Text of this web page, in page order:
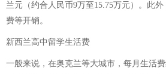
兰元（约合人民币9万至15.75万元）。此
费等开销。
新西兰高中留学生活费
一般来说，在奥克兰等大城市，每月生活